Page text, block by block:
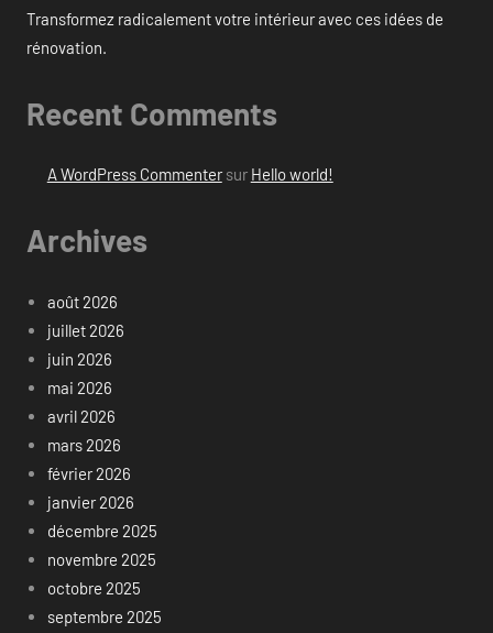
Transformez radicalement votre intérieur avec ces idées de
rénovation.
Recent Comments
A WordPress Commentersur Hello world!
Archives
août 2026
juillet 2026
juin 2026
mai 2026
avril 2026
mars 2026
février 2026
janvier 2026
décembre 2025
novembre 2025
octobre 2025
septembre 2025